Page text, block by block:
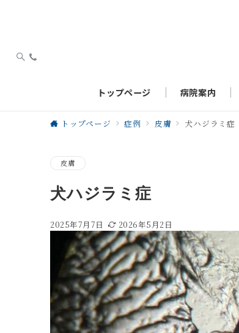
トップページ 病院案内
トップページ 症例 皮膚 犬ハジラミ症
皮膚
犬ハジラミ症
2025年7月7日 2026年5月2日